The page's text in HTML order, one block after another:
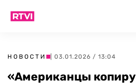
НОВОСТИ | 03.01.2026 / 13:04
«Американцы